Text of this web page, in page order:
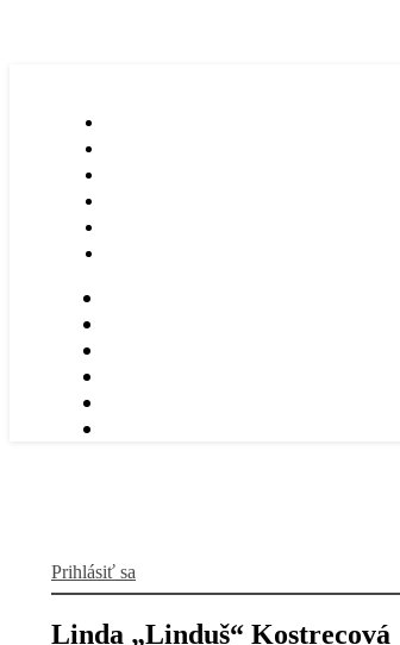
Prihlásiť sa
Linda „Linduš“ Kostrecová